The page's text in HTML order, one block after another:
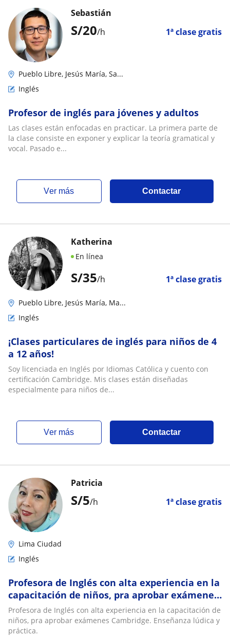
S/20/h 1ª clase gratis
Sebastián
Pueblo Libre, Jesús María, Sa...
Inglés
Profesor de inglés para jóvenes y adultos
Las clases están enfocadas en practicar. La primera parte de
la clase consiste en exponer y explicar la teoría gramatical y
vocal. Pasado e...
ver más Contactar
S/35/h 1ª clase gratis
Katherina
En línea
Pueblo Libre, Jesús María, Ma...
Inglés
¡Clases particulares de inglés para niños de 4
a 12 años!
Soy licenciada en Inglés por Idiomas Católica y cuento con
certificación Cambridge. Mis clases están diseñadas
especialmente para niños de...
ver más Contactar
S/5/h 1ª clase gratis
Patricia
Lima Ciudad
Inglés
Profesora de Inglés con alta experiencia en la
capacitación de niños, pra aprobar exámenes
Cambridge. Enseñanza lúdica y práctica
Profesora de Inglés con alta experiencia en la capacitación de
niños, pra aprobar exámenes Cambridge. Enseñanza lúdica y
práctica.